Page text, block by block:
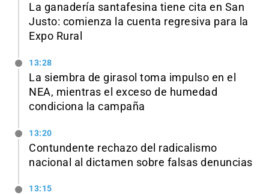
La ganadería santafesina tiene cita en San
Justo: comienza la cuenta regresiva para la
Expo Rural
13:28
La siembra de girasol toma impulso en el
NEA, mientras el exceso de humedad
condiciona la campaña
13:20
Contundente rechazo del radicalismo
nacional al dictamen sobre falsas denuncias
13:15